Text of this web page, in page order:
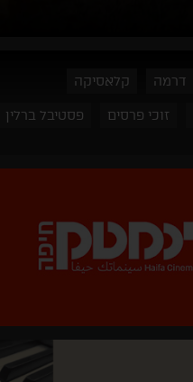
דרמה קלאסיקה
זוכי פרסים פסטיבל ברלין